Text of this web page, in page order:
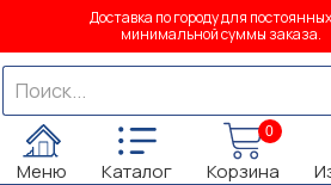
Доставка по городу для
минимальной суммы заказа.
Меню Каталог
0
Корзина